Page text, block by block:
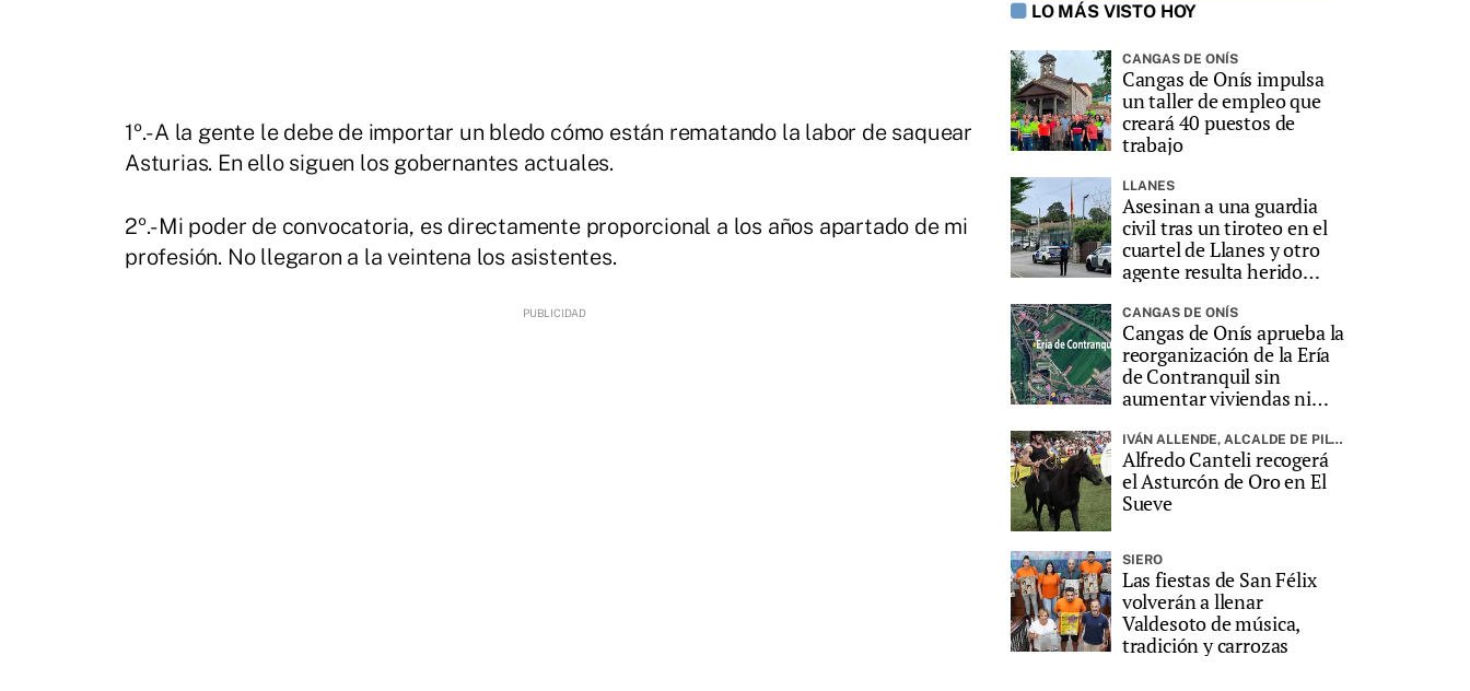
1º.- A la gente le debe de importar un bledo cómo están rematando la labor de saquear
Asturias. En ello siguen los gobernantes actuales.
2º.- Mi poder de convocatoria, es directamente proporcional a los años apartado de mi
profesión. No llegaron a la veintena los asistentes.
LO MÁS VISTO HOY
CANGAS DE ONÍS
Cangas de Onís impulsa
un taller de empleo que
creará 40 puestos de
trabajo
LLANES
Asesinan a una guardia
civil tras un tiroteo en el
cuartel de Llanes y otro
agente resulta herido
CANGAS DE ONÍS
Cangas de Onís aprueba la
reorganización de la Ería
de Contranquil sin
aumentar viviendas ni
IVÁN ALLENDE, ALCALDE DE PILOÑA, PREGONARÁ LA FIESTA
Alfredo Canteli recogerá
el Asturcón de Oro en El
Sueve
SIERO
Las fiestas de San Félix
volverán a llenar
Valdesoto de música,
tradición y carrozas